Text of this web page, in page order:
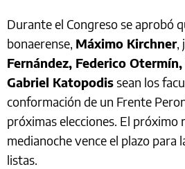
Durante el Congreso se aprobó
bonaerense, Máximo Kirchner,
Fernández, Federico
Gabriel Katopodissean los
conformación de un Frente
próximas elecciones. El próximo
medianoche vence el plazo para
listas.